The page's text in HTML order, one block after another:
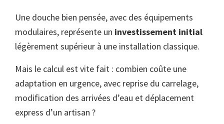
Une douche bien pensée, avec des équipements
modulaires, représente un investissement initial
légèrement supérieur à une installation classique.
Mais le calcul est vite fait : combien coûte une
adaptation en urgence, avec reprise du carrelage,
modification des arrivées d’eau et déplacement
express d’un artisan ?